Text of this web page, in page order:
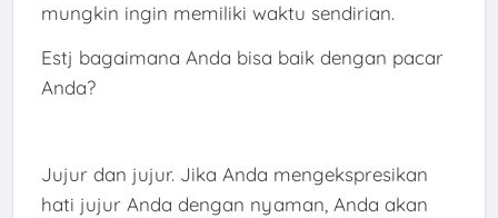
mungkin ingin memiliki waktu sendirian.
Estj bagaimana Anda bisa baik dengan pacar
Anda?
Jujur dan jujur. Jika Anda mengekspresikan
hati jujur ​​Anda dengan nyaman, Anda akan